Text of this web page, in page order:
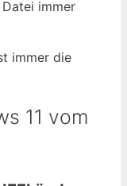
immer
immer die
11 vom